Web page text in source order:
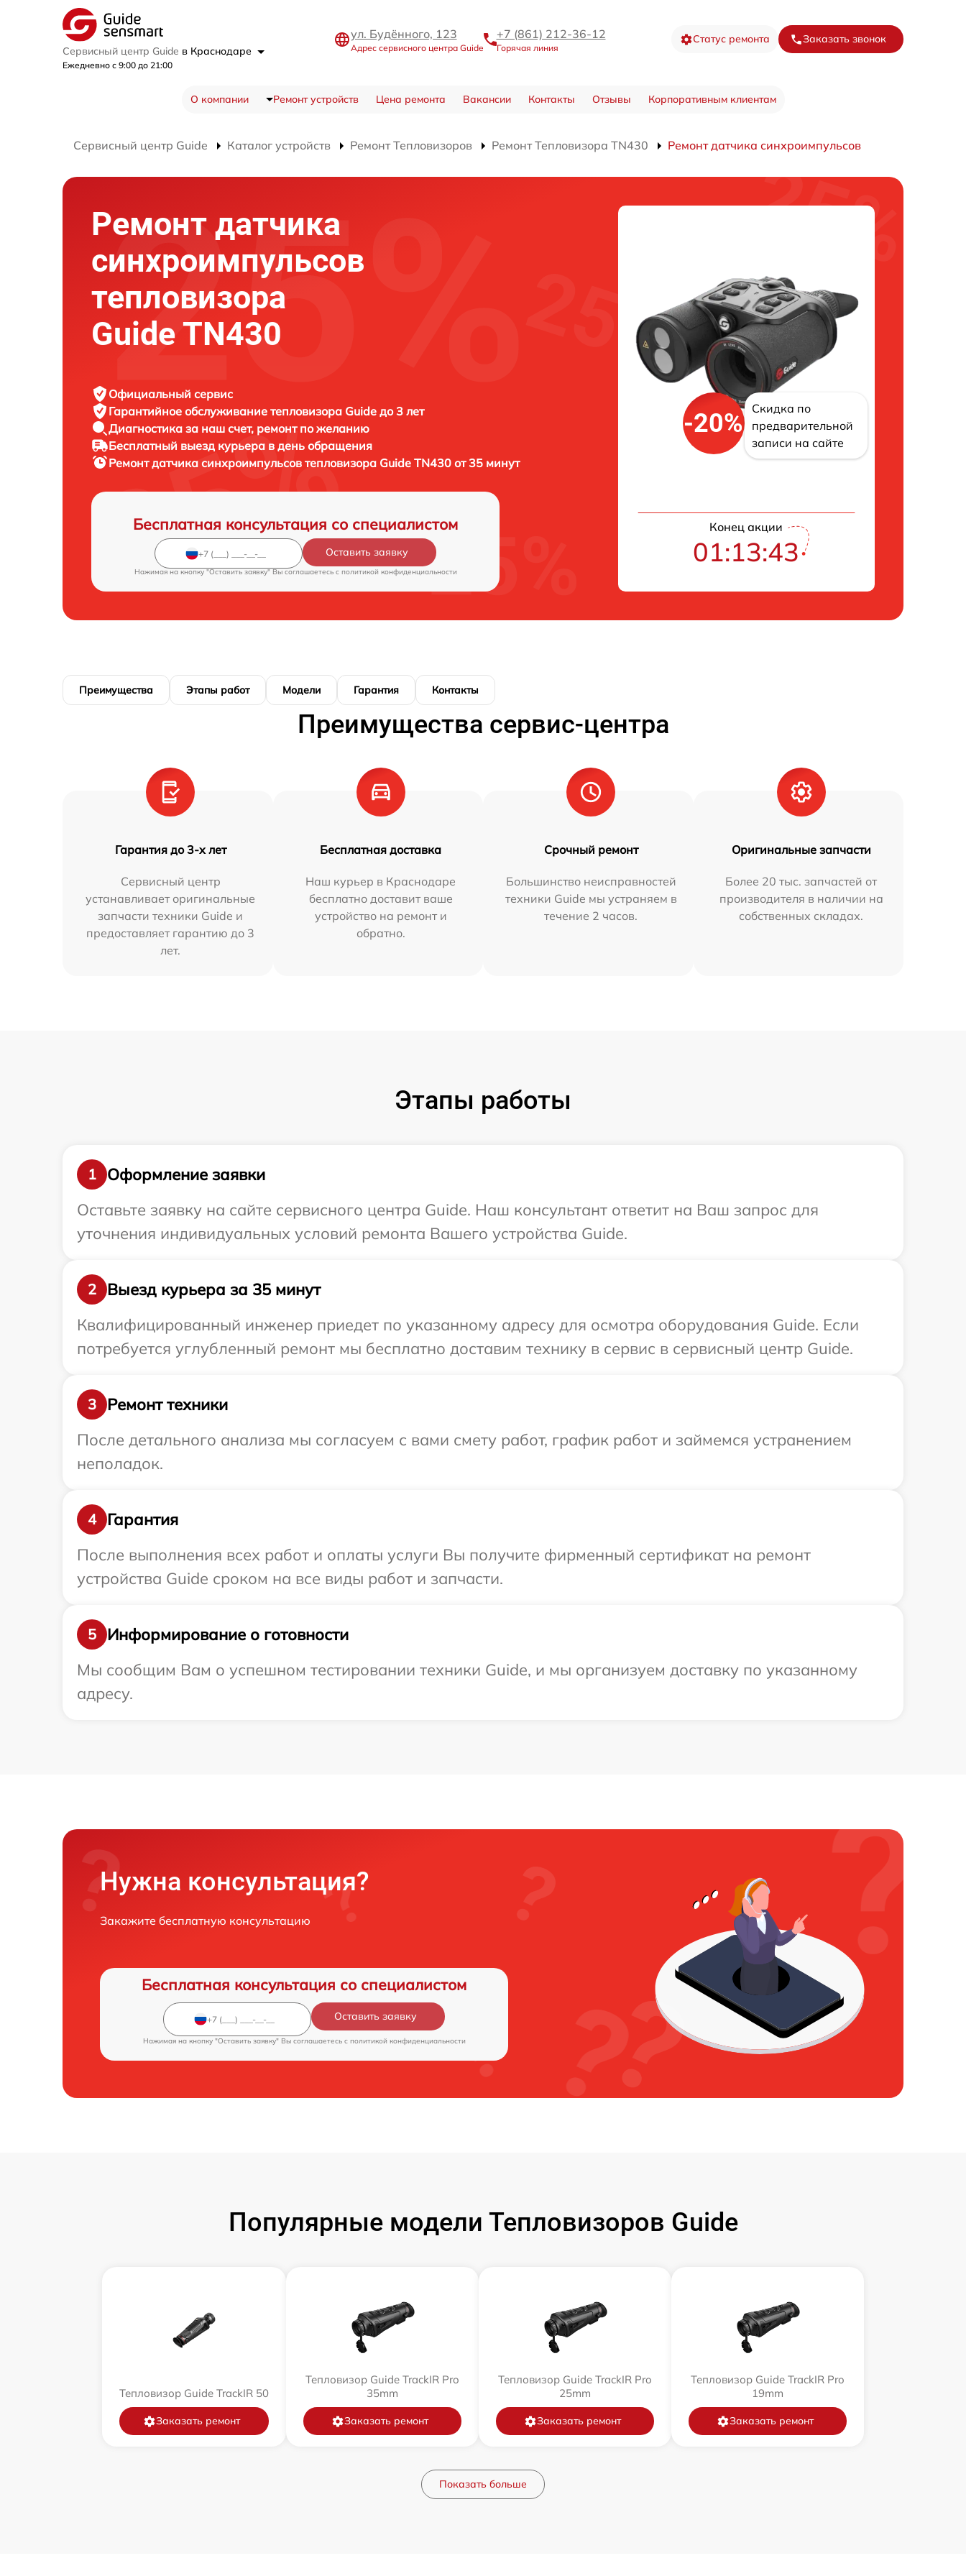
Сервисный центр Guide в Краснодаре
Ежедневно с 9:00 до 21:00
ул. Будённого, 123
Адрес сервисного центра Guide
+7 (861) 212-36-12
Горячая линия
Статус ремонта Заказать звонок
О компании Ремонт устройств Цена ремонта Вакансии Контакты Отзывы Корпоративным клиентам
Сервисный центр Guide Каталог устройств Ремонт Тепловизоров Ремонт Тепловизора TN430 Ремонт датчика синхроимпульсов
Ремонт датчика
синхроимпульсов
тепловизора
Guide TN430
Официальный сервис
Гарантийное обслуживание тепловизора Guide до 3 лет
Диагностика за наш счет, ремонт по желанию
Бесплатный выезд курьера в день обращения
Ремонт датчика синхроимпульсов тепловизора Guide TN430 от 35 минут
Бесплатная консультация со специалистом
Оставить заявку
Нажимая на кнопку "Оставить заявку" Вы соглашаетесь c политикой конфиденциальности
-20%
Скидка по
предварительной
записи на сайте
Конец акции
01:13:42
Преимущества Этапы работ Модели Гарантия Контакты
Преимущества сервис-центра
Гарантия до 3-х лет
Сервисный центр
устанавливает оригинальные
запчасти техники Guide и
предоставляет гарантию до 3
лет.
Бесплатная доставка
Наш курьер в Краснодаре
бесплатно доставит ваше
устройство на ремонт и
обратно.
Срочный ремонт
Большинство неисправностей
техники Guide мы устраняем в
течение 2 часов.
Оригинальные запчасти
Более 20 тыс. запчастей от
производителя в наличии на
собственных складах.
Этапы работы
1
Оформление заявки
Оставьте заявку на сайте сервисного центра Guide. Наш консультант ответит на Ваш запрос для
уточнения индивидуальных условий ремонта Вашего устройства Guide.
2
Выезд курьера за 35 минут
Квалифицированный инженер приедет по указанному адресу для осмотра оборудования Guide. Если
потребуется углубленный ремонт мы бесплатно доставим технику в сервис в сервисный центр Guide.
3
Ремонт техники
После детального анализа мы согласуем с вами смету работ, график работ и займемся устранением
неполадок.
4
Гарантия
После выполнения всех работ и оплаты услуги Вы получите фирменный сертификат на ремонт
устройства Guide сроком на все виды работ и запчасти.
5
Информирование о готовности
Мы сообщим Вам о успешном тестировании техники Guide, и мы организуем доставку по указанному
адресу.
Нужна консультация?
Закажите бесплатную консультацию
Бесплатная консультация со специалистом
Оставить заявку
Нажимая на кнопку "Оставить заявку" Вы соглашаетесь c политикой конфиденциальности
Популярные модели Тепловизоров Guide
Тепловизор Guide TrackIR 50
Заказать ремонт
Тепловизор Guide TrackIR Pro
35mm
Заказать ремонт
Тепловизор Guide TrackIR Pro
25mm
Заказать ремонт
Тепловизор Guide TrackIR Pro
19mm
Заказать ремонт
Показать больше